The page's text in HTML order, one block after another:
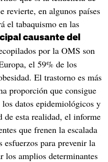
revierte, en algunos países
el tabaquismo en las
causante del
por la OMS son
el 59% de los
El trastorno es más
proporción que consigue
datos epidemiológicos y
de esta realidad, el informe
que frenen la escalada
para prevenir la
los amplios determinantes